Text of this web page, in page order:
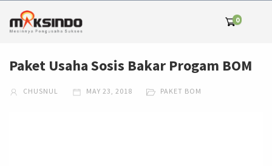
0
Paket Usaha Sosis Bakar Progam BOM
CHUSNUL MAY 23, 2018 PAKET BOM